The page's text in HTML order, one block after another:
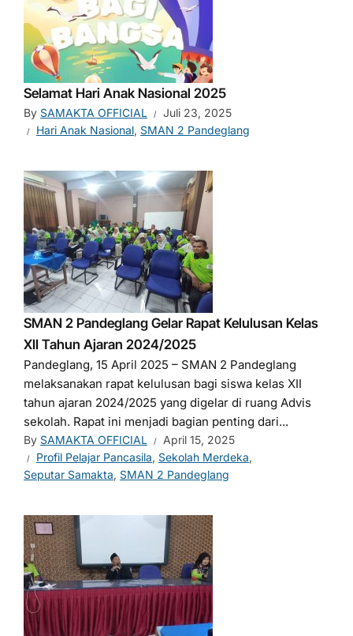
Selamat Hari Anak Nasional 2025
By SAMAKTA OFFICIAL
Juli 23, 2025
Hari Anak Nasional, SMAN 2 Pandeglang
SMAN 2 Pandeglang Gelar Rapat Kelulusan Kelas
XII Tahun Ajaran 2024/2025
Pandeglang, 15 April 2025 – SMAN 2 Pandeglang
melaksanakan rapat kelulusan bagi siswa kelas XII
tahun ajaran 2024/2025 yang digelar di ruang Advis
sekolah. Rapat ini menjadi bagian penting dari...
By SAMAKTA OFFICIAL
April 15, 2025
Profil Pelajar Pancasila, Sekolah Merdeka,
Seputar Samakta, SMAN 2 Pandeglang